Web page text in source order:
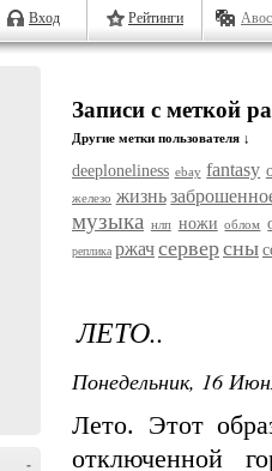
Вход Рейтинги
-
Записи с меткой
Другие метки пользователя ↓
deeploneliness ebay fantasy
железо жизнь
музыка нлп ножи облом
реплика ржачсерверсны
ЛЕТО..
Понедельник, 16
Лето. Этот
отключенной